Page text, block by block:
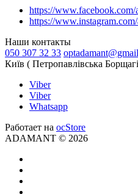
https://www.facebook.com/
https://
Наши контакты
050 307 32 33
Київ ( Петропавлівська
Viber
Viber
Whatsapp
Работает на ocStore
ADAMANT © 2026